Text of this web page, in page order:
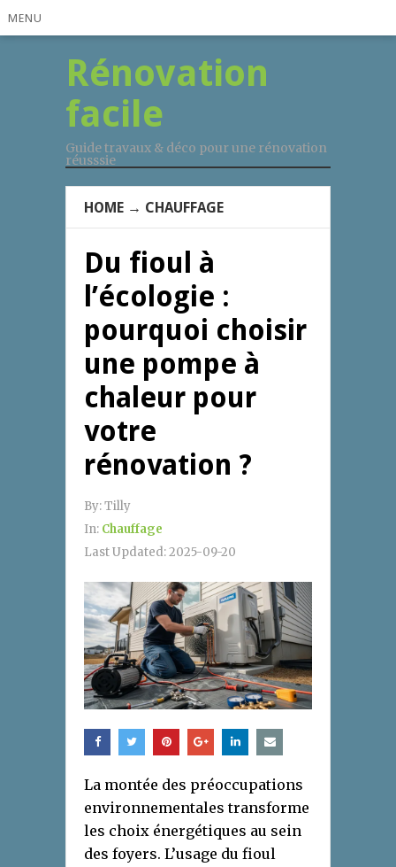
MENU
Rénovation
facile
Guide travaux & déco pour une rénovation
réusssie
HOME → CHAUFFAGE
Du fioul à
l’écologie :
pourquoi choisir
une pompe à
chaleur pour
votre
rénovation ?
By:Tilly
In: Chauffage
Last Updated:2025-09-20
La montée des préoccupations
environnementales transforme
les choix énergétiques au sein
des foyers. L’usage du fioul